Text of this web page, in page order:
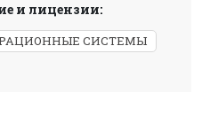
и лицензии:
СИСТЕМЫ